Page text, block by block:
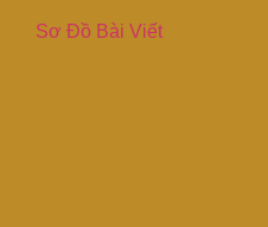
Sơ Đồ Bài Viết